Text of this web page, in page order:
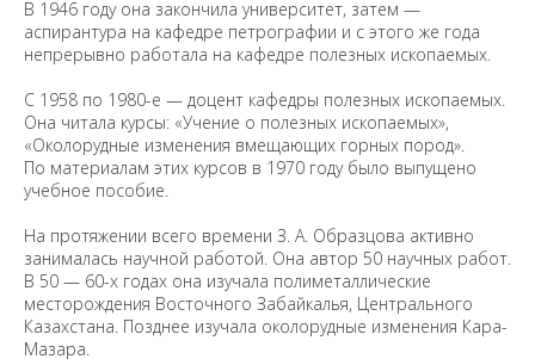
В 1946 году она закончила университет, затем —
аспирантура на кафедре петрографии и с этого же года
непрерывно работала на кафедре полезных ископаемых.
С 1958 по 1980-е — доцент кафедры полезных ископаемых.
Она читала курсы: «Учение о полезных ископаемых»,
«Околорудные изменения вмещающих горных пород».
По материалам этих курсов в 1970 году было выпущено
учебное пособие.
На протяжении всего времени З. А. Образцова активно
занималась научной работой. Она автор 50 научных работ.
В 50 — 60-х годах она изучала полиметаллические
месторождения Восточного Забайкалья, Центрального
Казахстана. Позднее изучала околорудные изменения Кара-
Мазара.